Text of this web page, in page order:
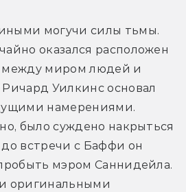
могучи силы тьмы.
оказался расположен
между миром людей и
Уилкинс основал
намерениями.
было суждено накрыться
встречи с Баффи он
мэром Саннидейла.
оригинальными